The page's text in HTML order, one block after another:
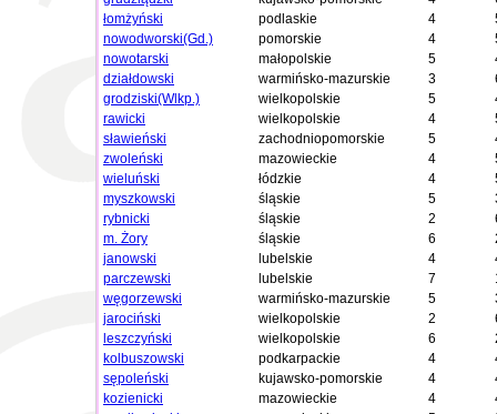
łomżyński
podlaskie 4
nowodworski(Gd.)
pomorskie 4
nowotarski
małopolskie 5
działdowski
warmińsko-mazurskie 3
grodziski(Wlkp.)
wielkopolskie 5
rawicki
wielkopolskie 4
sławieński
zachodniopomorskie 5
zwoleński
mazowieckie 4
wieluński
łódzkie 4
myszkowski
śląskie 5
rybnicki
śląskie 2
m. Żory
śląskie 6
janowski
lubelskie 4
parczewski
lubelskie 7
węgorzewski
warmińsko-mazurskie 5
jarociński
wielkopolskie 2
leszczyński
wielkopolskie 6
kolbuszowski
podkarpackie 4
sępoleński
kujawsko-pomorskie 4
kozienicki
mazowieckie 4